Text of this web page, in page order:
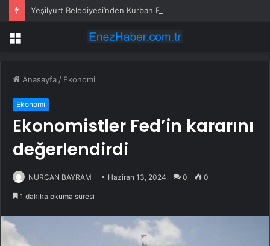
Menü
Anasayfa / Ekonomi
Ekonomi
Ekonomistler Fed’in kararını
değerlendirdi
NURCAN BAYRAM Haziran 13, 2024 0 0
1 dakika okuma süresi